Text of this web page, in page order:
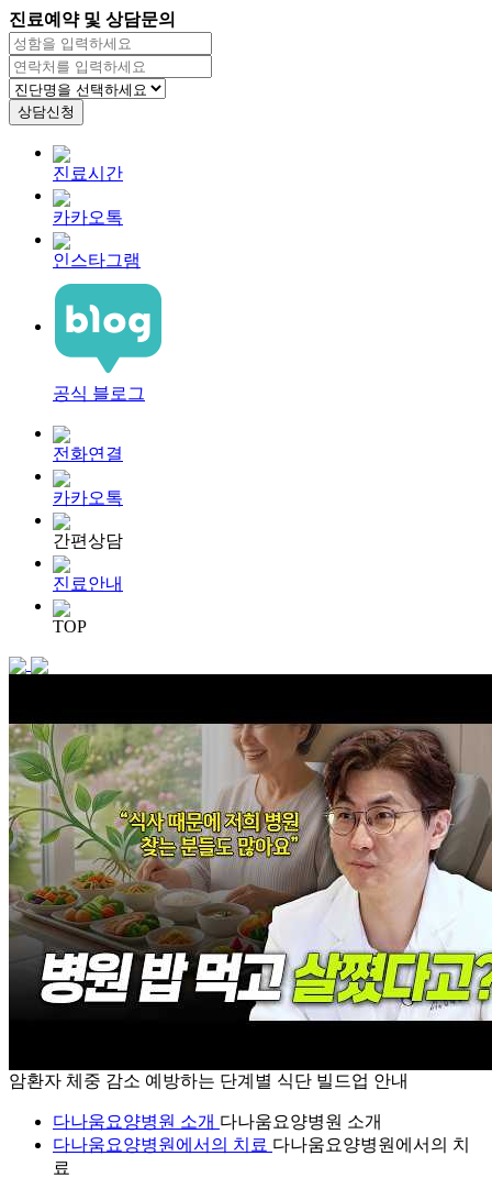
진료예약 및 상담문의
진료시간
카카오톡
인스타그램
공식 블로그
전화연결
카카오톡
간편상담
진료안내
TOP
암환자 체중 감소 예방하는 단계별 식단 빌드업 안내
다나움요양병원 소개 다나움요양병원 소개
다나움요양병원에서의 치료 다나움요양병원에서의 치
료